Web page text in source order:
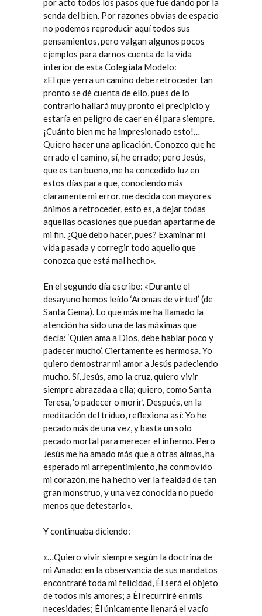
por acto todos los pasos que fue dando por la
senda del bien. Por razones obvias de espacio
no podemos reproducir aquí todos sus
pensamientos, pero valgan algunos pocos
ejemplos para darnos cuenta de la vida
interior de esta Colegiala Modelo:
«El que yerra un camino debe retroceder tan
pronto se dé cuenta de ello, pues de lo
contrario hallará muy pronto el precipicio y
estaría en peligro de caer en él para siempre.
¡Cuánto bien me ha impresionado esto!…
Quiero hacer una aplicación. Conozco que he
errado el camino, sí, he errado; pero Jesús,
que es tan bueno, me ha concedido luz en
estos días para que, conociendo más
claramente mi error, me decida con mayores
ánimos a retroceder, esto es, a dejar todas
aquellas ocasiones que puedan apartarme de
mi fin. ¿Qué debo hacer, pues? Examinar mi
vida pasada y corregir todo aquello que
conozca que está mal hecho».
En el segundo día escribe: «Durante el
desayuno hemos leído ‘Aromas de virtud’ (de
Santa Gema). Lo que más me ha llamado la
atención ha sido una de las máximas que
decía: ‘Quien ama a Dios, debe hablar poco y
padecer mucho’. Ciertamente es hermosa. Yo
quiero demostrar mi amor a Jesús padeciendo
mucho. Sí, Jesús, amo la cruz, quiero vivir
siempre abrazada a ella; quiero, como Santa
Teresa, ‘o padecer o morir’. Después, en la
meditación del triduo, reflexiona así: Yo he
pecado más de una vez, y basta un solo
pecado mortal para merecer el infierno. Pero
Jesús me ha amado más que a otras almas, ha
esperado mi arrepentimiento, ha conmovido
mi corazón, me ha hecho ver la fealdad de tan
gran monstruo, y una vez conocida no puedo
menos que detestarlo».
Y continuaba diciendo:
«…Quiero vivir siempre según la doctrina de
mi Amado; en la observancia de sus mandatos
encontraré toda mi felicidad, Él será el objeto
de todos mis amores; a Él recurriré en mis
necesidades; Él únicamente llenará el vacío